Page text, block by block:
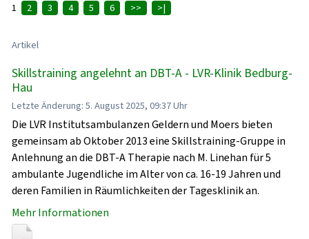
1 2 3 4 5 6 >> >|
Artikel
Skillstraining angelehnt an DBT-A - LVR-Klinik Bedburg-
Hau
Letzte Änderung: 5. August 2025, 09:37 Uhr
Die LVR Institutsambulanzen Geldern und Moers bieten
gemeinsam ab Oktober 2013 eine Skillstraining-Gruppe in
Anlehnung an die DBT-A Therapie nach M. Linehan für 5
ambulante Jugendliche im Alter von ca. 16-19 Jahren und
deren Familien in Räumlichkeiten der Tagesklinik an.
Mehr Informationen